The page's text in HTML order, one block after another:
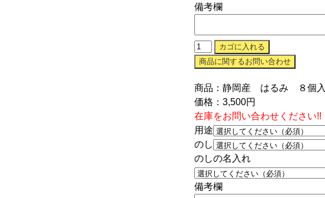
備考欄
商品：静岡産 はるみ ８個入
価格：3,500円
在庫をお問い合わせください!!
用途
のし
のしの名入れ
備考欄